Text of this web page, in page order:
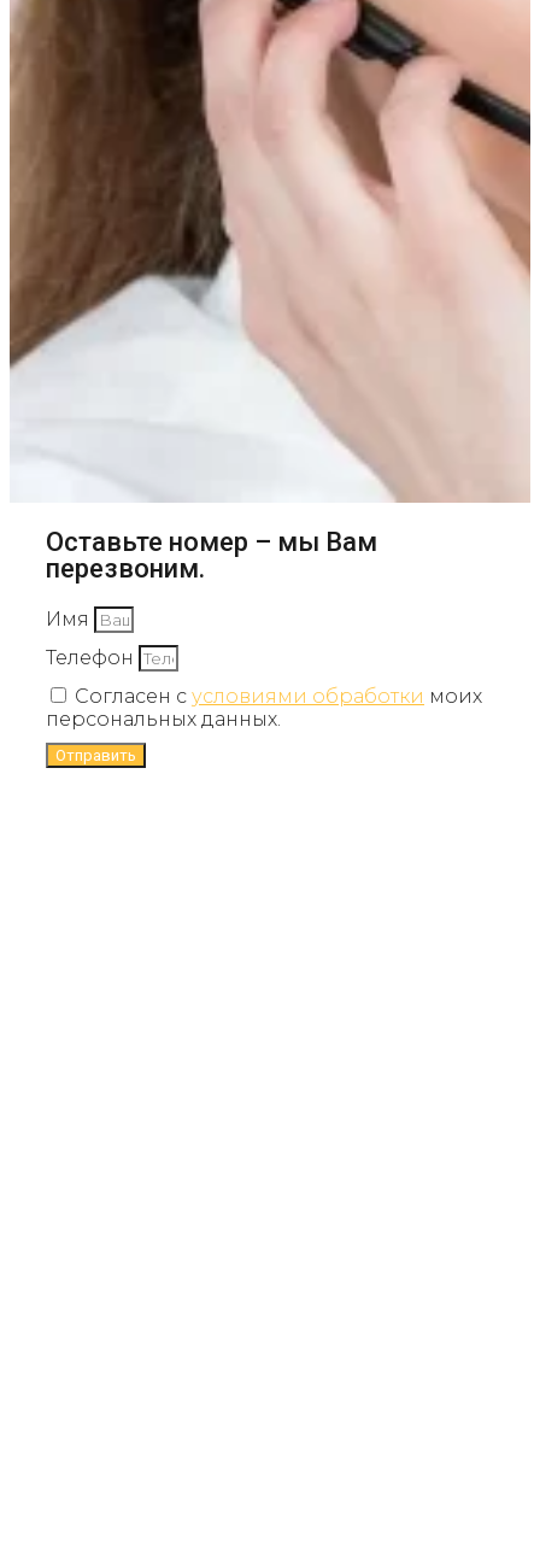
Оставьте номер – мы Вам
перезвоним.
Имя
Телефон
Согласен с условиями обработки моих
персональных данных.
Отправить